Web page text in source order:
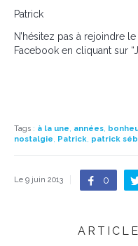
Patrick
N’hésitez pas à rejoindre le
Facebook en cliquant sur
Tags : à la une, années,
nostalgie, Patrick, patrick
Le 9 juin 2013 0